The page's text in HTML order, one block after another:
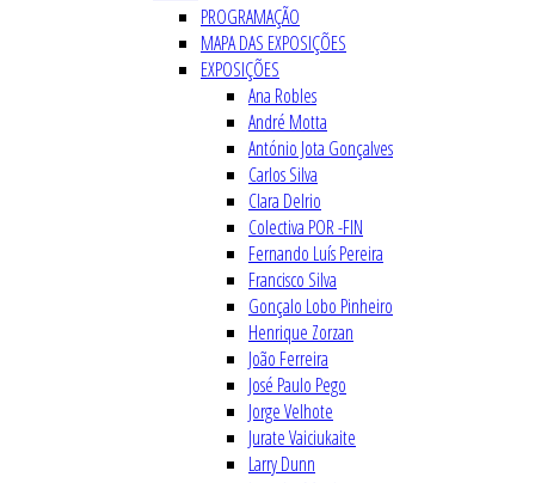
PROGRAMAÇÃO
MAPA DAS EXPOSIÇÕES
EXPOSIÇÕES
Ana Robles
André Motta
António Jota Gonçalves
Carlos Silva
Clara Delrio
Colectiva POR -FIN
Fernando Luís Pereira
Francisco Silva
Gonçalo Lobo Pinheiro
Henrique Zorzan
João Ferreira
José Paulo Pego
Jorge Velhote
Jurate Vaiciukaite
Larry Dunn